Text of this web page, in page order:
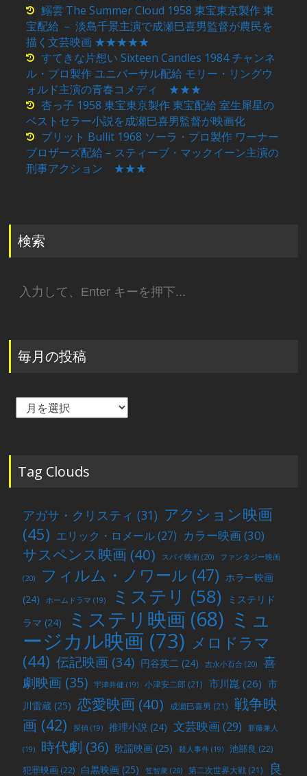
鰯雲 The Summer Cloud 1958 東宝東京製作 東
宝配給 － 淡島千景主演で成瀬巳喜男監督が農民を
描く文芸映画 ★★★★★
すてきな片想い Sixteen Candles 1984 チャンネ
ル・プロ製作 ユニバーサル配給 モリー・リングウ
ォルド主演の青春コメディ ★★★
杏っ子 1958 東宝東京製作 東宝配給 室生犀星の
ベストセラー小説を成瀬巳喜男監督が映画化
ブリット Bullit 1968 ソーラ・プロ製作 ワーナー
ブロザーズ配給 – スティーブ・マックイーン主演の
刑事アクション ★★★
検索
索:
毎月の投稿
毎
稿
Tag Clouds
アガサ・クリスティ (31) アクション映画
(45) エリック・ロメール(27) カラー映画(30)
サスペンス映画 (40) スパイ映画 (20) ファンタジー映画
(20) フィルム・ノワール (47) ホラー映画
(24)
ホームドラマ (19) ミステリ (58)
ミステリド
ラマ (24) ミステリ映画 (68) ミュ
ージカル映画 (73) メロドラマ
(44) 伝記映画 (34) 円谷英二 (24) 吉永小百合 (20)
喜
劇映画 (35) 宇津井健 (19) 小津安二郎 (21) 市川崑 (26) 市
川雷蔵 (25) 恋愛映画 (40) 成瀬巳喜男 (21)
戦争映
画 (42) 探偵 (19) 推理小説 (24) 文芸映画(29) 新藤兼人
(19) 時代劇 (36) 歌謡映画 (25) 殺人事件 (19) 池部良 (22)
犯罪映画 (22) 白黒映画 (25) 笠智衆 (20) 第二次世界大戦 (21)
良